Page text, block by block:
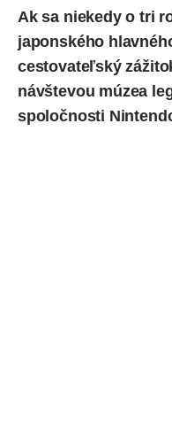
Ak sa niekedy o tri
japonského
cestovateľský
návštevou múzea
spoločnosti